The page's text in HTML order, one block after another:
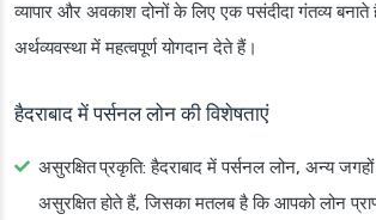
व्यापार और अवकाश दोनों के लिए एक पसंदीदा गंतव्य
अर्थव्यवस्था में महत्वपूर्ण योगदान देते हैं।
हैदराबाद में पर्सनल लोन की विशेषताएं
असुरक्षित प्रकृति: हैदराबाद में पर्सनल लोन, अन्य
असुरक्षित होते हैं, जिसका मतलब है कि आपको लोन